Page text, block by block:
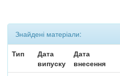
Знайдені матеріали:
Тип
Дата
випуску
Дата
внесення